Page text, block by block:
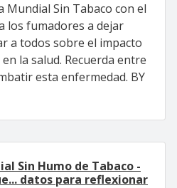
Mundial Sin Tabaco con el
los fumadores a dejar
a todos sobre el impacto
la salud. Recuerda entre
esta enfermedad. BY
Sin Humo de Tabaco -
datos para reflexionar